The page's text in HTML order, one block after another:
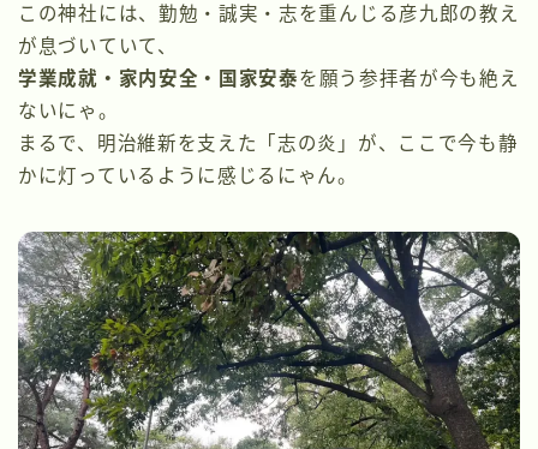
この神社には、勤勉・誠実・志を重んじる彦九郎の教え
が息づいていて、
学業成就・家内安全・国家安泰を願う参拝者が今も絶え
ないにゃ。
まるで、明治維新を支えた「志の炎」が、ここで今も静
かに灯っているように感じるにゃん。